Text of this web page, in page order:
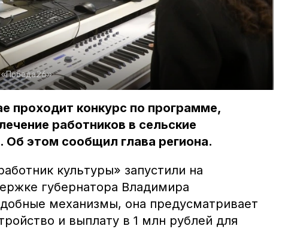
проходит конкурс по программе,
работников в сельские
Об этом сообщил глава региона.
культуры» запустили на
губернатора Владимира
механизмы, она предусматривает
и выплату в 1 млн рублей для